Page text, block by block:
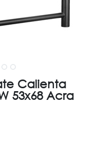
Calienta
53x68 Acra